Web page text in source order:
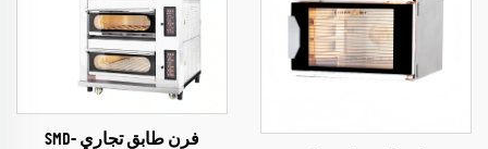
فرن طابق تجاري SMD-